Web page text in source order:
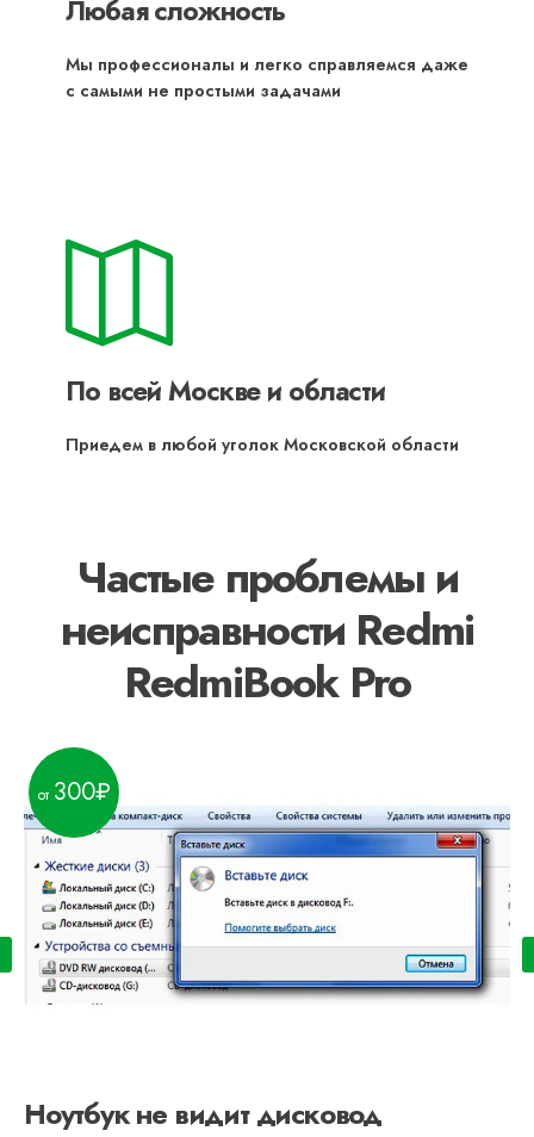
Любая сложность
Мы профессионалы и легко справляемся даже
с самыми не простыми задачами
По всей Москве и области
Приедем в любой уголок Московской области
Частые проблемы и
неисправности Redmi
RedmiBook Pro
Ноутбук не видит дисковод
300